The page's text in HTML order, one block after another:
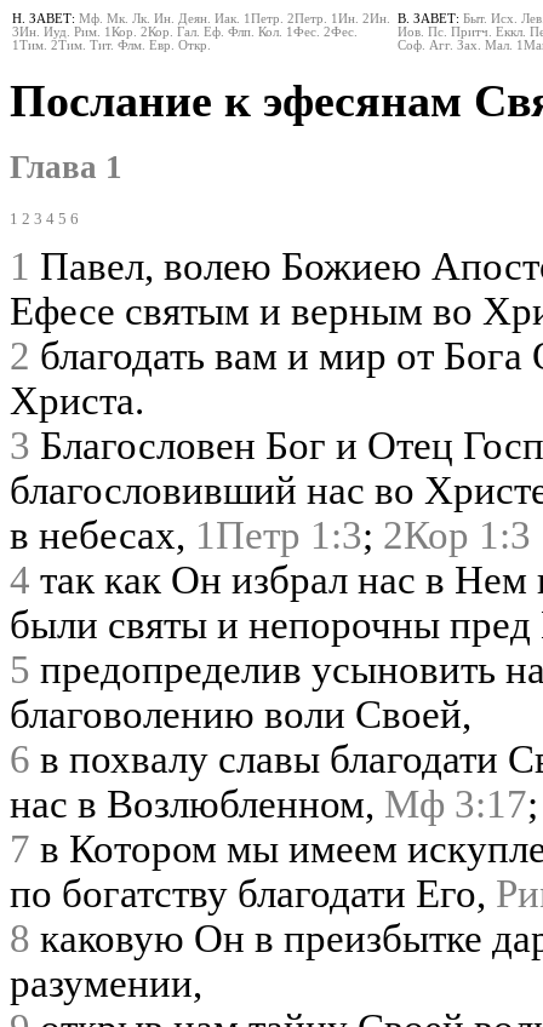
Н. ЗАВЕТ: Мф. Мк. Лк. Ин. Деян. Иак. 1Петр. 2Петр. 1Ин. 2Ин.
3Ин. Иуд. Рим. 1Кор. 2Кор. Гал. Еф. Флп. Кол. 1Фес. 2Фес.
1Тим. 2Тим. Тит. Флм. Евр. Откр.
В. ЗАВЕТ: Быт. Исх.
Иов. Пс. Притч. Еккл.
Соф.
Агг. Зах. Мал.
Послание к эфесянам
Глава 1
1 2 3 4 5 6
1 Павел, волею Божиею
Ефесе святым и верным во
2 благодать вам и мир от
Христа.
3 Благословен Бог и Отец
благословивший нас во
в небесах, 1Петр 1:3; 2Кор 1:3
4 так как Он избрал нас в
были святы и непорочны
5 предопределив усыновить
благоволению воли Своей,
6 в похвалу славы благодати
нас в Возлюбленном, Мф 3:17
7 в Котором мы имеем
по богатству благодати Его,
8 каковую Он в преизбытке
разумении,